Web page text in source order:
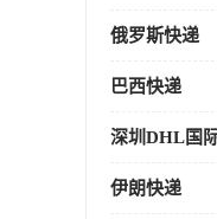
俄罗斯快递
巴西快递
深圳DHL国
伊朗快递